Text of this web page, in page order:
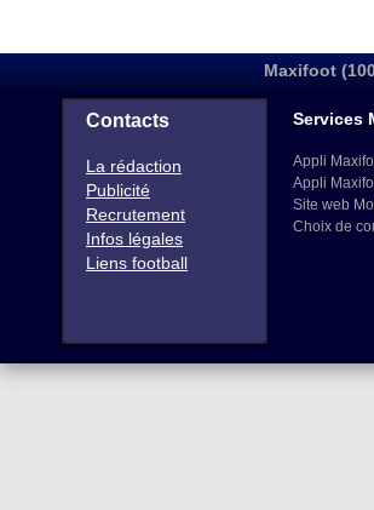
Maxifoot
Contacts
La rédaction
Publicité
Recrutement
Infos légales
Liens football
Services
Appli
Appli
Site web
Choix de